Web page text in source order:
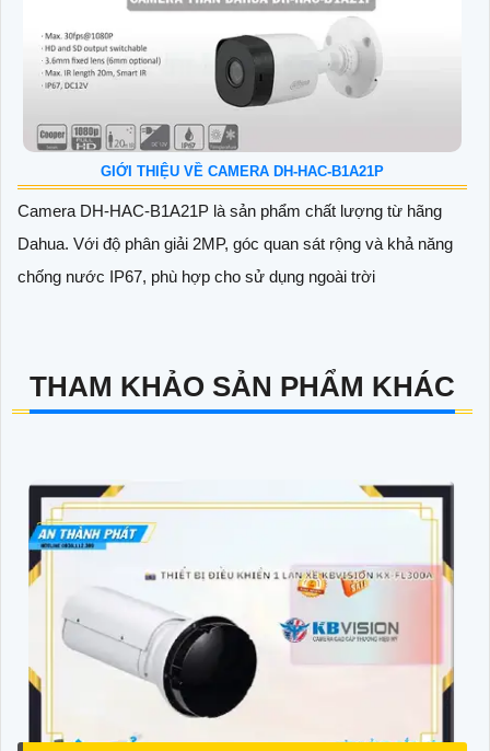
GIỚI THIỆU VỀ CAMERA DH-HAC-B1A21P
Camera DH-HAC-B1A21P là sản phẩm chất lượng từ hãng
Dahua. Với độ phân giải 2MP, góc quan sát rộng và khả năng
chống nước IP67, phù hợp cho sử dụng ngoài trời
THAM KHẢO SẢN PHẨM KHÁC